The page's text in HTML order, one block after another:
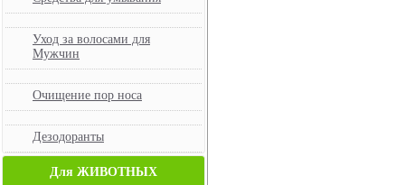
Уход за волосами для
Мужчин
Очищение пор носа
Дезодоранты
Для ЖИВОТНЫХ